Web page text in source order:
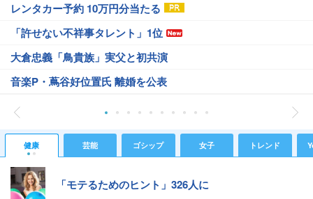
レンタカー予約 10万円分当たる
「許せない不祥事タレント」1位
大倉忠義「鳥貴族」実父と初共演
音楽P・蔦谷好位置氏 離婚を公表
健康 芸能 ゴシップ 女子 トレンド
「モテるためのヒント」326人に